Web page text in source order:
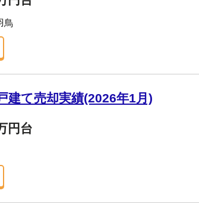
鳥
建て売却実績(2026年1月)
円台